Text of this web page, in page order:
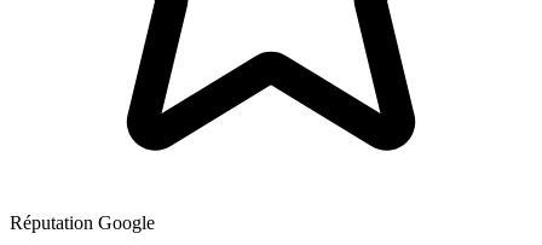
Réputation Google